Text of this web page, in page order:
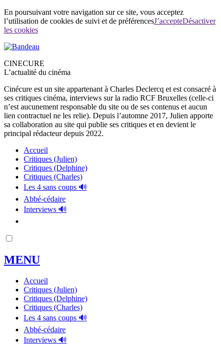
En poursuivant votre navigation sur ce site, vous acceptez
l’utilisation de cookies de suivi et de préférencesJ’accepteDésactiver
les cookies
CINECURE
L’actualité du cinéma
Cinécure est un site appartenant à Charles Declercq et est consacré à
ses critiques cinéma, interviews sur la radio RCF Bruxelles (celle-ci
n’est aucunement responsable du site ou de ses contenus et aucun
lien contractuel ne les relie). Depuis l’automne 2017, Julien apporte
sa collaboration au site qui publie ses critiques et en devient le
principal rédacteur depuis 2022.
Accueil
Critiques (Julien)
Critiques (Delphine)
Critiques (Charles)
Les 4 sans coups 🔊
Abbé-cédaire
Interviews 🔊
MENU
Accueil
Critiques (Julien)
Critiques (Delphine)
Critiques (Charles)
Les 4 sans coups 🔊
Abbé-cédaire
Interviews 🔊